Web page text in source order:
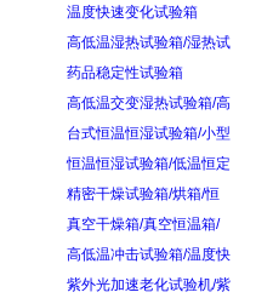
温度快速变化试验箱
高低温湿热试验箱/湿热试
药品稳定性试验箱
高低温交变湿热试验箱/高
台式恒温恒湿试验箱/小型
恒温恒湿试验箱/低温恒定
精密干燥试验箱/烘箱/恒
真空干燥箱/真空恒温箱/
高低温冲击试验箱/温度快
紫外光加速老化试验机/紫